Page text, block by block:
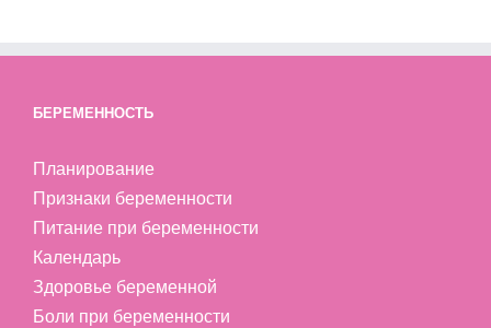
БЕРЕМЕННОСТЬ
Планирование
Признаки беременности
Питание при беременности
Календарь
Здоровье беременной
Боли при беременности